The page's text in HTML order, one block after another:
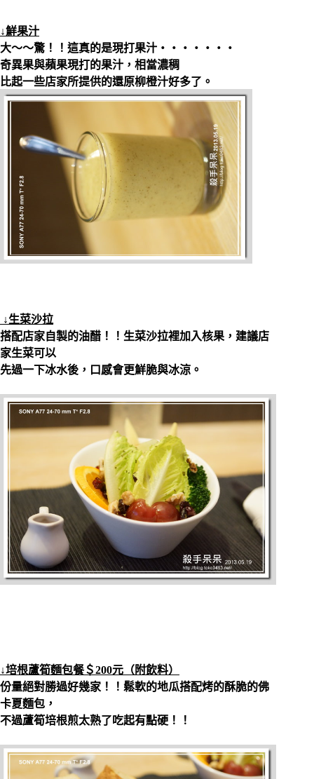
↓鮮果汁
大～～驚！！這真的是現打果汁‧‧‧‧‧‧‧
奇異果與蘋果現打的果汁，相當濃稠
比起一些店家所提供的還原柳橙汁好多了。
↓生菜沙拉
搭配店家自製的油醋！！生菜沙拉裡加入核果，建議店
家生菜可以
先過一下冰水後，口感會更鮮脆與冰涼。
↓培根蘆筍麵包餐＄200元（附飲料）
份量絕對勝過好幾家！！鬆軟的地瓜搭配烤的酥脆的佛
卡夏麵包，
不過蘆筍培根煎太熟了吃起有點硬！！